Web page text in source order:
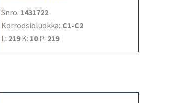
Snro: 1431722
Korroosioluokka: C1-C2
L: 219K: 10P: 219